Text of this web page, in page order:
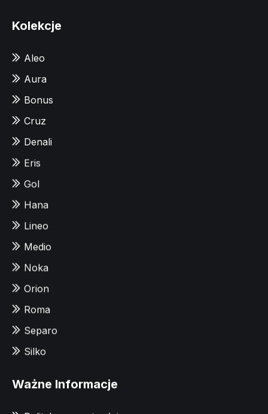
Kolekcje
Aleo
Aura
Bonus
Cruz
Denali
Eris
Gol
Hana
Lineo
Medio
Noka
Orion
Roma
Separo
Silko
Ważne Informacje